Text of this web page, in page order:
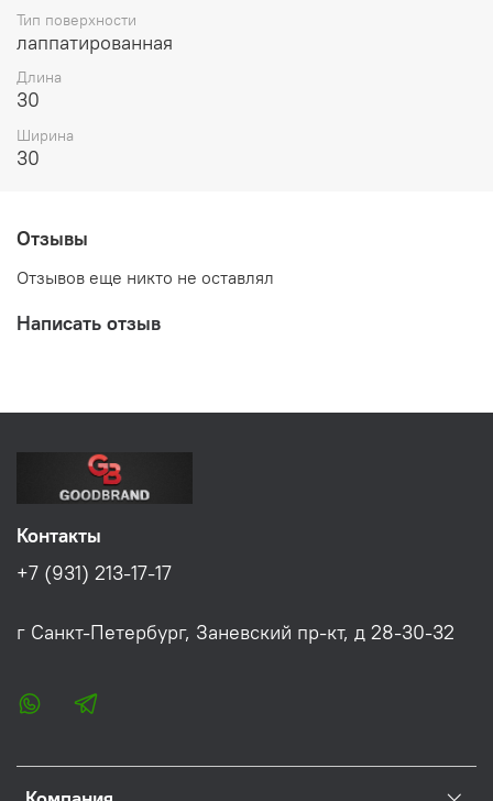
Тип поверхности
лаппатированная
Длина
30
Ширина
30
Отзывы
Отзывов еще никто не оставлял
Написать отзыв
Контакты
+7 (931) 213-17-17
г Санкт-Петербург, Заневский пр-кт, д 28-30-32